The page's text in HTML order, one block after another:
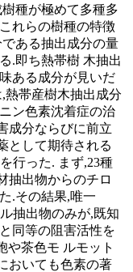
種が極めて多種多
れらの樹種の特徴
ある抽出成分の量
.即ち熱帯樹 木抽出
ある成分が見いだ
熱帯産樹木抽出成分
ン色素沈着症の治
成分ならびに前立
として期待される
行った. まず,23種
抽出物からのチロ
.その結果,唯一
抽出物のみが,既知
同等の阻害活性を
や茶色モ ルモット
おいても色素の著